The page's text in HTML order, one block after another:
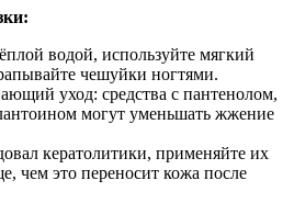
водой, используйте мягкий
чешуйки ногтями.
уход: средства с пантенолом,
могут уменьшать жжение
кератолитики, применяйте их
чем это переносит кожа после